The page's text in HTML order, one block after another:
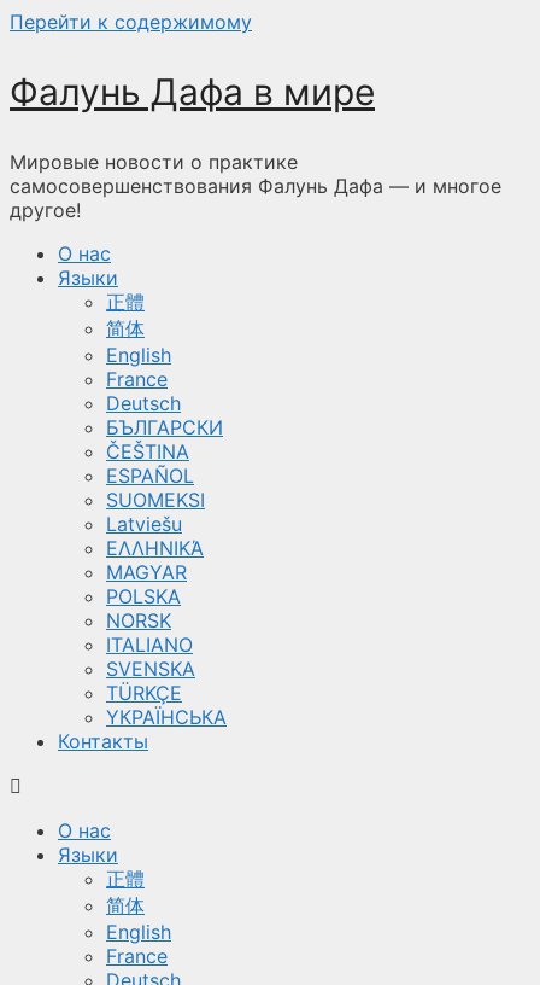
Перейти к содержимому
Фалунь Дафа в мире
Мировые новости о практике
самосовершенствования Фалунь Дафа — и многое
другое!
О нас
Языки
正體
简体
English
France
Deutsch
БЪЛГАРСКИ
ČEŠTINA
ESPAÑOL
SUOMEKSI
Latviešu
ΕΛΛΗΝΙΚΆ
MAGYAR
POLSKA
NORSK
ITALIANO
SVENSKA
TÜRKÇE
YКРАЇНСЬКА
Контакты
О нас
Языки
正體
简体
English
France
Deutsch